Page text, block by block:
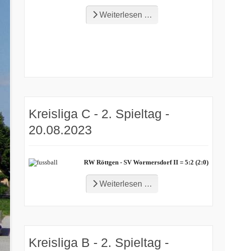
Weiterlesen …
Kreisliga C - 2. Spieltag -
20.08.2023
RW Röttgen - SV Wormersdorf II = 5:2 (2:0)
Weiterlesen …
Kreisliga B - 2. Spieltag -